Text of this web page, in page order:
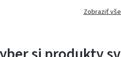
Zobraziť